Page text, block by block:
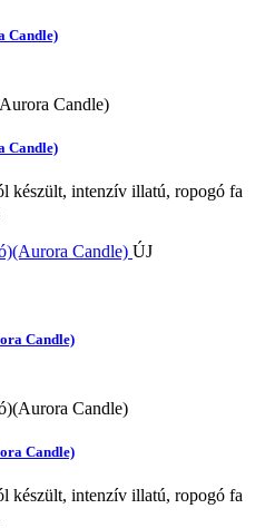
Candle)
Candle)
készült, intenzív illatú, ropogó fa
ÚJ
Candle)
Candle)
készült, intenzív illatú, ropogó fa